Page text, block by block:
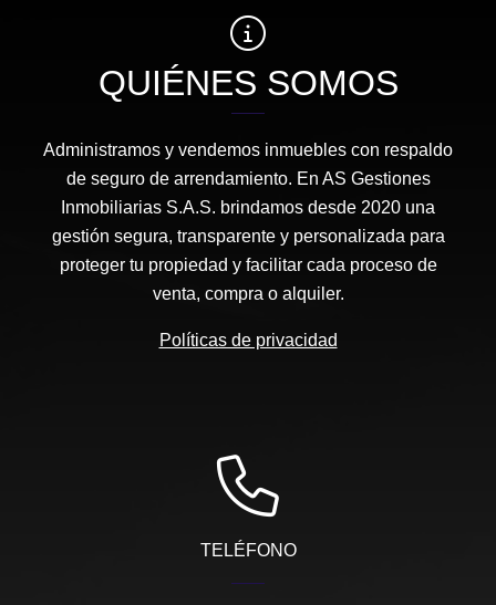
QUIÉNES SOMOS
Administramos y vendemos inmuebles con respaldo
de seguro de arrendamiento. En AS Gestiones
Inmobiliarias S.A.S. brindamos desde 2020 una
gestión segura, transparente y personalizada para
proteger tu propiedad y facilitar cada proceso de
venta, compra o alquiler.
Políticas de privacidad
TELÉFONO